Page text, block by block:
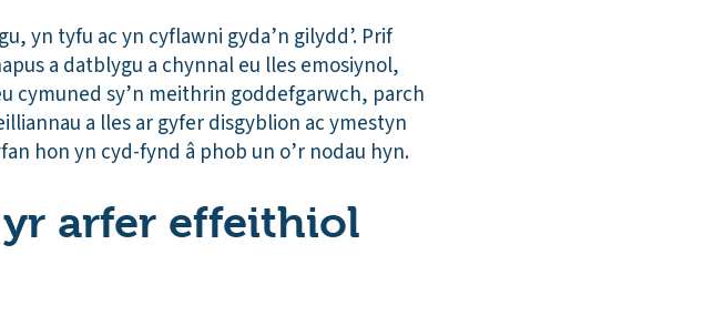
yn tyfu ac yn cyflawni gyda’n gilydd’. Prif
a datblygu a chynnal eu lles emosiynol,
cymuned sy’n meithrin goddefgarwch, parch
a lles ar gyfer disgyblion ac ymestyn
hon yn cyd-fynd â phob un o’r nodau hyn.
arfer effeithiol